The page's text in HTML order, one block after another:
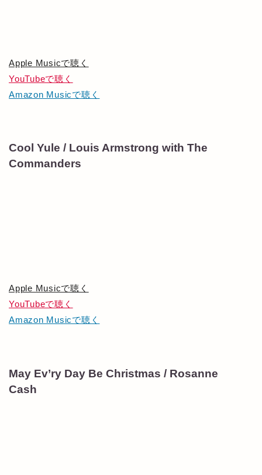
Apple Musicで聴く
YouTubeで聴く
Amazon Musicで聴く
Cool Yule / Louis Armstrong with The
Commanders
Apple Musicで聴く
YouTubeで聴く
Amazon Musicで聴く
May Ev’ry Day Be Christmas / Rosanne
Cash